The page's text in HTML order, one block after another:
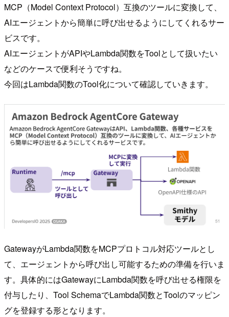
MCP（Model Context Protocol）互換のツールに変換して、
AIエージェントから簡単に呼び出せるようにしてくれるサー
ビスです。
AIエージェントがAPIやLambda関数をToolとして扱いたい
などのケースで便利そうですね。
今回はLambda関数のTool化について確認していきます。
GatewayがLambda関数をMCPプロトコル対応ツールとし
て、エージェントから呼び出し可能するための準備を行いま
す。具体的にはGatewayにLambda関数を呼び出せる権限を
付与したり、Tool SchemaでLambda関数とToolのマッピン
グを登録する形となります。